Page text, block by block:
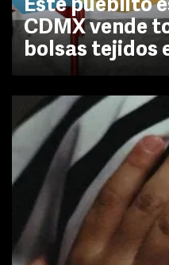
Este pueblito
CDMX vende
bolsas tejidos